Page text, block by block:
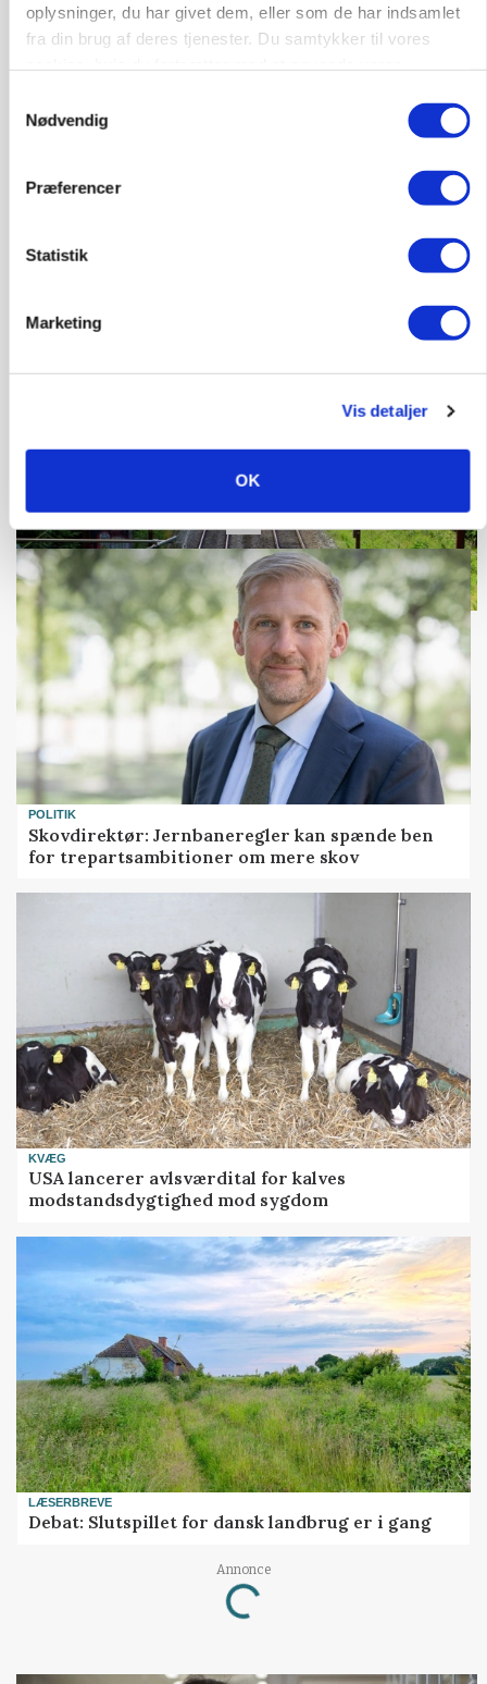
oplysninger, du har givet dem, eller som de har indsamlet
fra din brug af deres tjenester. Du samtykker til vores
Nødvendig
Præferencer
Statistik
Marketing
Vis detaljer
OK
Stærkt år for griseformand: Overskud nærmer
Jernbaneregler er forældede og bør laves om,
Annonce
Loading...
POLITIK
Skovdirektør: Jernbaneregler kan spænde ben
for trepartsambitioner om mere skov
KVÆG
USA lancerer avlsværdital for kalves
modstandsdygtighed mod sygdom
LÆSERBREVE
Debat: Slutspillet for dansk landbrug er i gang
Annonce
Loading...